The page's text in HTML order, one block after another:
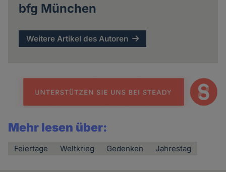
bfg München
Weitere Artikel des Autoren
Mehr lesen über:
Feiertage Weltkrieg Gedenken Jahrestag